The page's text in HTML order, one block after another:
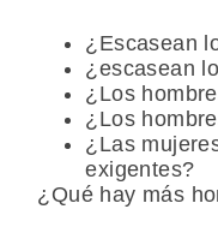
¿Escasean
¿escasean
¿Los
¿Los
¿Las
exigentes?
¿Qué hay más